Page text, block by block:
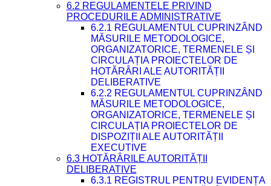
6.2 REGULAMENTELE PRIVIND
PROCEDURILE ADMINISTRATIVE
6.2.1 REGULAMENTUL CUPRINZÂND
MĂSURILE METODOLOGICE,
ORGANIZATORICE, TERMENELE ȘI
CIRCULAȚIA PROIECTELOR DE
HOTĂRÂRI ALE AUTORITĂȚII
DELIBERATIVE
6.2.2 REGULAMENTUL CUPRINZÂND
MĂSURILE METODOLOGICE,
ORGANIZATORICE, TERMENELE ȘI
CIRCULAȚIA PROIECTELOR DE
DISPOZIȚII ALE AUTORITĂȚII
EXECUTIVE
6.3 HOTĂRÂRILE AUTORITĂȚII
DELIBERATIVE
6.3.1 REGISTRUL PENTRU EVIDENȚA